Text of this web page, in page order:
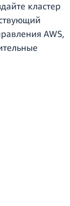
кластер
AWS,